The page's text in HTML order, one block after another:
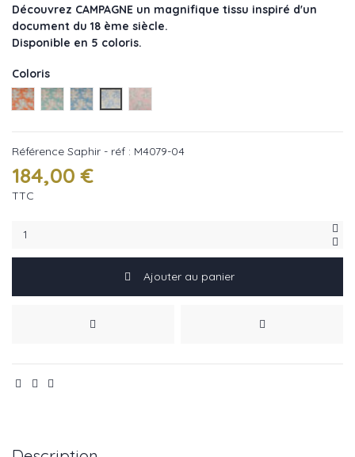
Découvrez CAMPAGNE un magnifique tissu inspiré d'un
document du 18 ème siècle.
Disponible en 5 coloris.
Coloris
Corail - réf : M4079-01
Nattier - réf : M4079-02
Azur - réf : M4079-03
Saphir - réf : M4079-04
Poudre - réf : M4079-05
Référence Saphir - réf : M4079-04
184,00 €
TTC
Ajouter au panier